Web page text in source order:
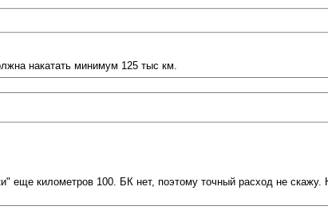
накатать минимум 125 тыс км.
еще километров 100. БК нет, поэтому точный расход не скажу.